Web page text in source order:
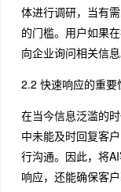
体进行调研，当有
的门槛。用户如果
向企业询问相关信息
2.2 快速响应的重要
在当今信息泛滥的
中未能及时回复客
行沟通。因此，将
响应，还能确保客